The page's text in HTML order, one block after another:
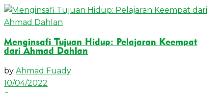
Menginsafi Tujuan Hidup: Pelajaran Keempat
dari Ahmad Dahlan
by Ahmad Fuady
10/04/2022